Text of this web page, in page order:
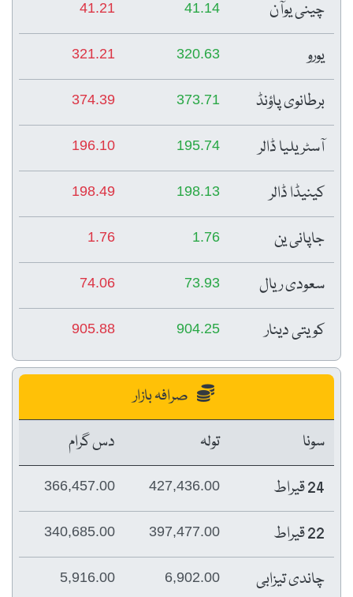
چینی یوآن
41.14
41.21
یورو 320.63
321.21
برطانوی پاؤنڈ 373.71
374.39
آسٹریلیا ڈالر 195.74
196.10
کینیڈا ڈالر 198.13
198.49
جاپانی ین 1.76
1.76
سعودی ریال 73.93
74.06
کویتی دینار 904.25
905.88
صرافہ بازار
سونا
تولہ
دس گرام
24 قیراط
427,436.00
366,457.00
22 قیراط 397,477.00
340,685.00
چاندی تیزابی 6,902.00
5,916.00